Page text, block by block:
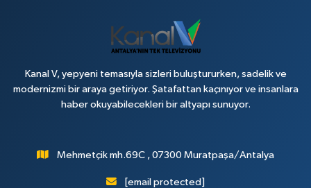
Kanal V, yepyeni temasıyla sizleri buluştururken, sadelik ve
modernizmi bir araya getiriyor. Şatafattan kaçınıyor ve insanlara
haber okuyabilecekleri bir altyapı sunuyor.
Mehmetçik mh.69C , 07300 Muratpaşa/Antalya
[email protected]